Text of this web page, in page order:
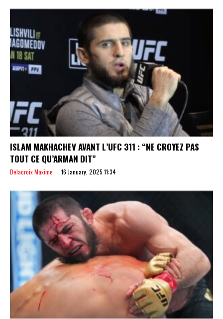
ISLAM MAKHACHEV AVANT L’UFC 311 : “NE CROYEZ PAS
TOUT CE QU’ARMAN DIT”
Delacroix Maxime 16 January, 2025 11:34